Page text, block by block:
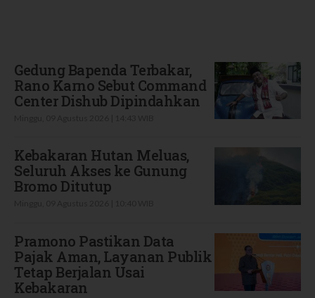
Gedung Bapenda Terbakar,
Rano Karno Sebut Command
Center Dishub Dipindahkan
Kebakaran Hutan Meluas,
Seluruh Akses ke Gunung
Bromo Ditutup
Pramono Pastikan Data
Pajak Aman, Layanan Publik
Tetap Berjalan Usai
Kebakaran